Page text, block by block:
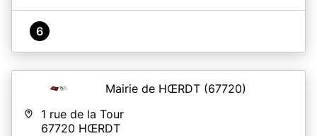
6
Mairie de HŒRDT (67720)
1 rue de la Tour
67720 HŒRDT